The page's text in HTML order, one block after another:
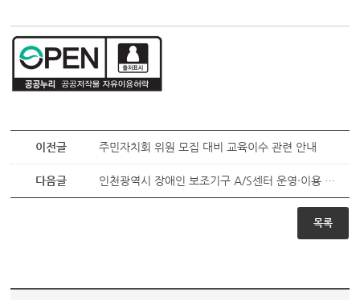
이전글 주민자치회 위원 모집 대비 교육이수 관련 안내
다음글 인천광역시 장애인 보조기구 A/S센터 운영ᐧ이용 안내
목록